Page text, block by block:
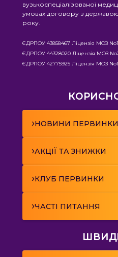
вузькоспеціалізованої
умовах договору з
року.
ЄДРПОУ 43858467 Ліцензія МОЗ
ЄДРПОУ 44328020 Ліцензія МОЗ
ЄДРПОУ 42775925 Ліцензія МОЗ
›НОВИНИ ПЕРВИНКИ
›АКЦІЇ ТА ЗНИЖКИ
›КЛУБ ПЕРВИНКИ
›ЧАСТІ ПИТАННЯ